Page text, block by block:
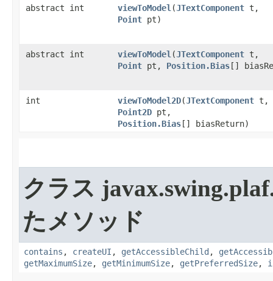
abstract int viewToModel ​(JTextComponent t,
Point pt)
abstract int viewToModel ​(JTextComponent t,
Point pt, Position.Bias []
int viewToModel2D​(JTextComponent t,
Point2D pt,
Position.Bias [] biasReturn)
クラス
たメソッド
contains , createUI , getAccessibleChild ,
getMaximumSize, getMinimumSize, getPreferredSize,